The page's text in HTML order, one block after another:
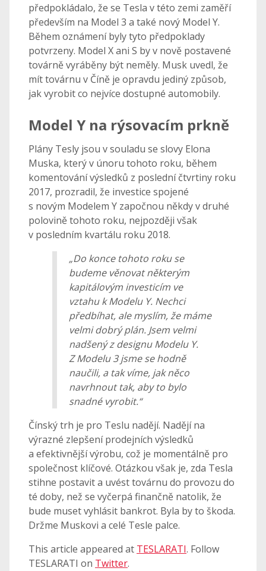
předpokládalo, že se Tesla v této zemi zaměří
především na Model 3 a také nový Model Y.
Během oznámení byly tyto předpoklady
potvrzeny. Model X ani S by v nově postavené
továrně vyráběny být neměly. Musk uvedl, že
mít továrnu v Číně je opravdu jediný způsob,
jak vyrobit co nejvíce dostupné automobily.
Model Y na rýsovacím prkně
Plány Tesly jsou v souladu se slovy Elona
Muska, který v únoru tohoto roku, během
komentování výsledků z poslední čtvrtiny roku
2017, prozradil, že investice spojené
s novým Modelem Y započnou někdy v druhé
polovině tohoto roku, nejpozději však
v posledním kvartálu roku 2018.
„Do konce tohoto roku se
budeme věnovat některým
kapitálovým investicím ve
vztahu k Modelu Y. Nechci
předbíhat, ale myslím, že máme
velmi dobrý plán. Jsem velmi
nadšený z designu Modelu Y.
Z Modelu 3 jsme se hodně
naučili, a tak víme, jak něco
navrhnout tak, aby to bylo
snadné vyrobit.“
Čínský trh je pro Teslu nadějí. Nadějí na
výrazné zlepšení prodejních výsledků
a efektivnější výrobu, což je momentálně pro
společnost klíčové. Otázkou však je, zda Tesla
stihne postavit a uvést továrnu do provozu do
té doby, než se vyčerpá finančně natolik, že
bude muset vyhlásit bankrot. Byla by to škoda.
Držme Muskovi a celé Tesle palce.
This article appeared at TESLARATI. Follow
TESLARATI on Twitter.